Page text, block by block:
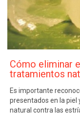
Cómo eliminar
tratamientos
Es importante
presentados en la
natural contra las